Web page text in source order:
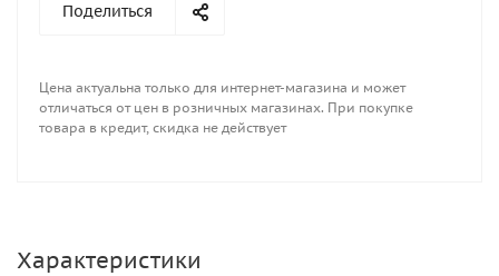
Поделиться
Цена актуальна только для интернет-магазина и может
отличаться от цен в розничных магазинах. При покупке
товара в кредит, скидка не действует
Характеристики